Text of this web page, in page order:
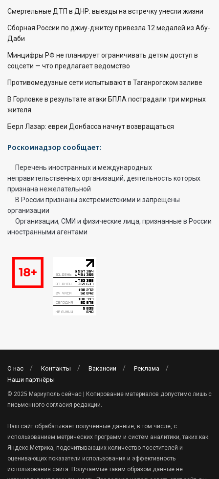
Смертельные ДТП в ДНР: выезды на встречку унесли жизни
Сборная России по джиу-джитсу привезла 12 медалей из Абу-
Даби
Минцифры РФ не планирует ограничивать детям доступ в
соцсети — что предлагает ведомство
Противомедузные сети испытывают в Таганрогском заливе
В Горловке в результате атаки БПЛА пострадали три мирных
жителя.
Берл Лазар: евреи Донбасса начнут возвращаться
Роскомнадзор сообщает:
Перечень иностранных и международных
неправительственных организаций, деятельность которых
признана нежелательной
В России признаны экстремистскими и запрещены
организации
Организации, СМИ и физические лица, признанные в России
иностранными агентами
О нас Контакты Вакансии
Реклама
Наши партнёры
© 2025 Мариуполь сейчас | Копирование материалов допустимо лишь с
письменного согласия редакции.
Наш сайт обрабатывает полученные данные, в том числе, с
использованием метрических программ и систем аналитики, таких как
Яндекс.Метрика, подсчитывающих количество посетителей и
оценивающих показатели использования и эффективность
использования сайта. Получаемые таким образом данные не